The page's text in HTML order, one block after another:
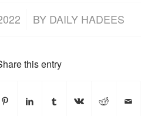
BY DAILY HADEES
this entry